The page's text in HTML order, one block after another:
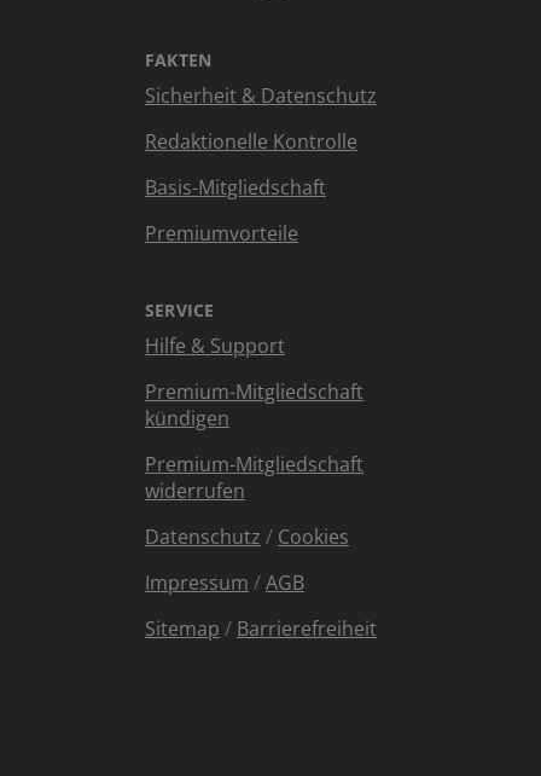
FAKTEN
Sicherheit & Datenschutz
Redaktionelle Kontrolle
Basis-Mitgliedschaft
Premiumvorteile
SERVICE
Hilfe & Support
Premium-Mitgliedschaft
kündigen
Premium-Mitgliedschaft
widerrufen
Datenschutz / Cookies
Impressum /AGB
Sitemap / Barrierefreiheit